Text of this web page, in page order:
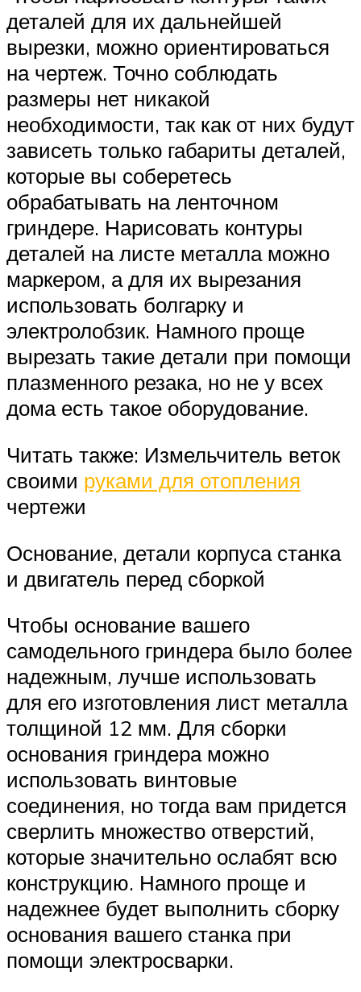
деталей для их дальнейшей
вырезки, можно ориентироваться
на чертеж. Точно соблюдать
размеры нет никакой
необходимости, так как от них будут
зависеть только габариты деталей,
которые вы соберетесь
обрабатывать на ленточном
гриндере. Нарисовать контуры
деталей на листе металла можно
маркером, а для их вырезания
использовать болгарку и
электролобзик. Намного проще
вырезать такие детали при помощи
плазменного резака, но не у всех
дома есть такое оборудование.
Читать также: Измельчитель веток
своими руками для отопления
чертежи
Основание, детали корпуса станка
и двигатель перед сборкой
Чтобы основание вашего
самодельного гриндера было более
надежным, лучше использовать
для его изготовления лист металла
толщиной 12 мм. Для сборки
основания гриндера можно
использовать винтовые
соединения, но тогда вам придется
сверлить множество отверстий,
которые значительно ослабят всю
конструкцию. Намного проще и
надежнее будет выполнить сборку
основания вашего станка при
помощи электросварки.